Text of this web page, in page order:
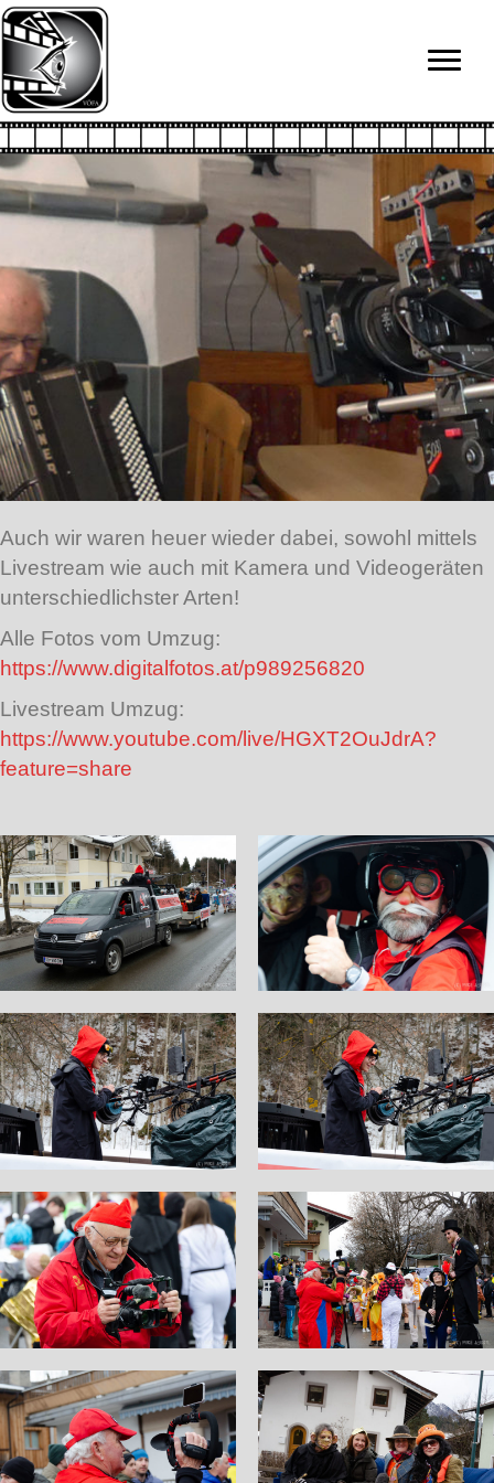
Auch wir waren heuer wieder dabei, sowohl mittels
Livestream wie auch mit Kamera und Videogeräten
unterschiedlichster Arten!
Alle Fotos vom Umzug:
https://www.digitalfotos.at/p989256820
Livestream Umzug:
https://www.youtube.com/live/HGXT2OuJdrA?
feature=share